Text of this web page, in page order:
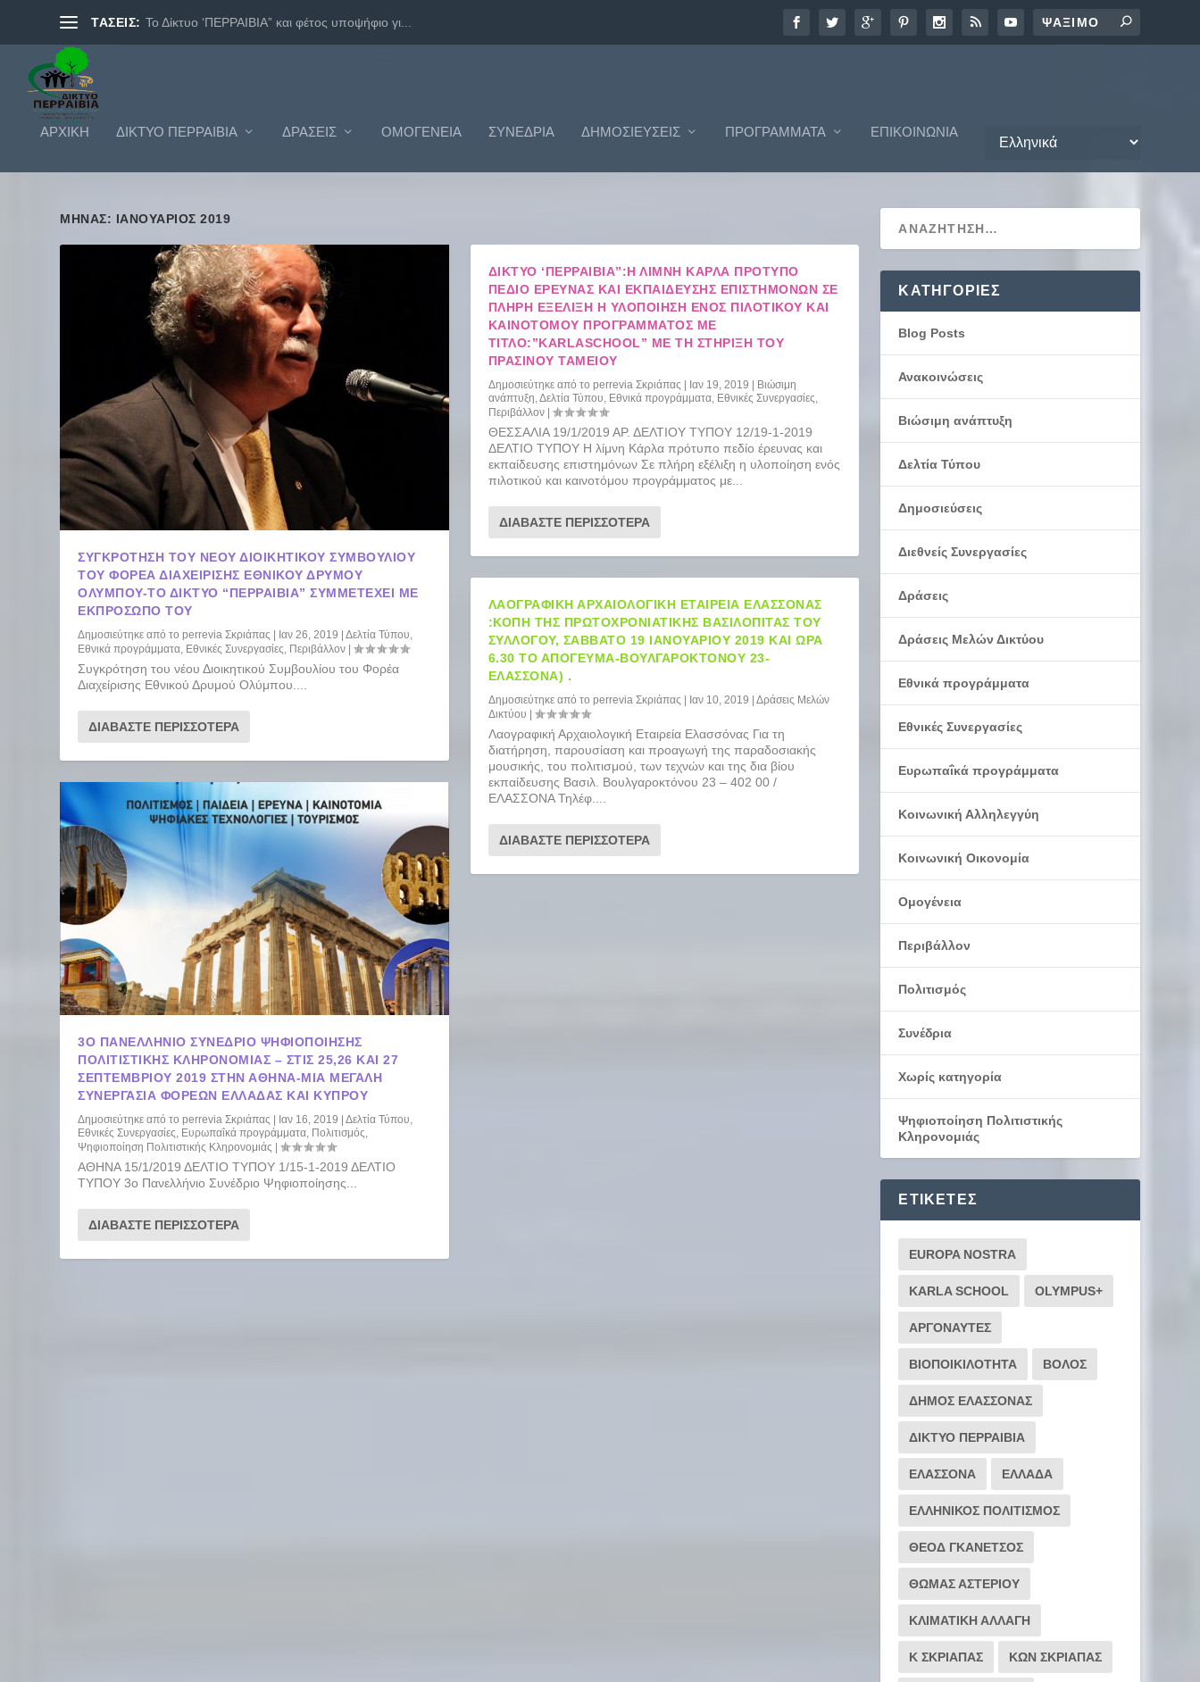
ΤΑΣΕΙΣ: Το Δίκτυο ‘ΠΕΡΡΑΙΒΙΑ” και φέτος υποψήφιο γι...
ΑΡΧΙΚΗ ΔΊΚΤΥΟ ΠΕΡΡΑΙΒΊΑ ΔΡΆΣΕΙΣ ΟΜΟΓΈΝΕΙΑ ΣΥΝΈΔΡΙΑ ΔΗΜΟΣΙΕΎΣΕΙΣ ΠΡΟΓΡΆΜΜΑΤΑ ΕΠΙΚΟΙΝΩΝΊΑ
ΜΉΝΑΣ: ΙΑΝΟΥΆΡΙΟΣ 2019
ΣΥΓΚΡΌΤΗΣΗ ΤΟΥ ΝΈΟΥ ΔΙΟΙΚΗΤΙΚΟΎ ΣΥΜΒΟΥΛΊΟΥ
ΤΟΥ ΦΟΡΈΑ ΔΙΑΧΕΊΡΙΣΗΣ ΕΘΝΙΚΟΎ ΔΡΥΜΟΎ
ΟΛΎΜΠΟΥ-ΤΟ ΔΊΚΤΥΟ “ΠΕΡΡΑΙΒΙΑ” ΣΥΜΜΕΤΈΧΕΙ ΜΕ
ΕΚΠΡΌΣΩΠΌ ΤΟΥ
Δημοσιεύτηκε από τοperrevia Σκριάπας | Ιαν 26, 2019 |Δελτία Τύπου,
Εθνικά προγράμματα, Εθνικές Συνεργασίες, Περιβάλλον |
Συγκρότηση του νέου Διοικητικού Συμβουλίου του Φορέα
Διαχείρισης Εθνικού Δρυμού Ολύμπου....
ΔΙΑΒΆΣΤΕ ΠΕΡΙΣΣΌΤΕΡΑ
3Ο ΠΑΝΕΛΛΉΝΙΟ ΣΥΝΈΔΡΙΟ ΨΗΦΙΟΠΟΊΗΣΗΣ
ΠΟΛΙΤΙΣΤΙΚΉΣ ΚΛΗΡΟΝΟΜΙΆΣ – ΣΤΙΣ 25,26 ΚΑΙ 27
ΣΕΠΤΕΜΒΡΊΟΥ 2019 ΣΤΗΝ ΑΘΉΝΑ-ΜΙΑ ΜΕΓΆΛΗ
ΣΥΝΕΡΓΑΣΊΑ ΦΟΡΈΩΝ ΕΛΛΆΔΑΣ ΚΑΙ ΚΎΠΡΟΥ
Δημοσιεύτηκε από τοperrevia Σκριάπας Ιαν 16, 2019 |Δελτία Τύπου,
Εθνικές Συνεργασίες, Ευρωπαΐκά προγράμματα, Πολιτισμός,
Ψηφιοποίηση Πολιτιστικής Κληρονομιάς |
ΑΘΗΝΑ 15/1/2019 ΔΕΛΤΙΟ ΤΥΠΟΥ 1/15-1-2019 ΔΕΛΤΙΟ
ΤΥΠΟΥ 3ο Πανελλήνιο Συνέδριο Ψηφιοποίησης...
ΔΙΑΒΆΣΤΕ ΠΕΡΙΣΣΌΤΕΡΑ
ΔΊΚΤΥΟ ‘ΠΕΡΡΑΙΒΙΑ”:Η ΛΊΜΝΗ ΚΆΡΛΑ ΠΡΌΤΥΠΟ
ΠΕΔΊΟ ΈΡΕΥΝΑΣ ΚΑΙ ΕΚΠΑΊΔΕΥΣΗΣ ΕΠΙΣΤΗΜΌΝΩΝ ΣΕ
ΠΛΉΡΗ ΕΞΈΛΙΞΗ Η ΥΛΟΠΟΊΗΣΗ ΕΝΌΣ ΠΙΛΟΤΙΚΟΎ ΚΑΙ
ΚΑΙΝΟΤΌΜΟΥ ΠΡΟΓΡΆΜΜΑΤΟΣ ΜΕ
ΤΊΤΛΟ:”KARLASCHOOL” ΜΕ ΤΗ ΣΤΉΡΙΞΗ ΤΟΥ
ΠΡΆΣΙΝΟΥ ΤΑΜΕΊΟΥ
Δημοσιεύτηκε από το perrevia Σκριάπας Ιαν 19, 2019
Βιώσιμη
ανάπτυξη,Δελτία Τύπου, Εθνικά προγράμματα, Εθνικές Συνεργασίες,
Περιβάλλον|
ΘΕΣΣΑΛΙΑ 19/1/2019 ΑΡ. ΔΕΛΤΙΟΥ ΤΥΠΟΥ 12/19-1-2019
ΔΕΛΤΙΟ ΤΥΠΟΥ Η λίμνη Κάρλα πρότυπο πεδίο έρευνας και
εκπαίδευσης επιστημόνων Σε πλήρη εξέλιξη η υλοποίηση ενός
πιλοτικού και καινοτόμου προγράμματος με...
ΔΙΑΒΆΣΤΕ ΠΕΡΙΣΣΌΤΕΡΑ
ΛΑΟΓΡΑΦΙΚΉ ΑΡΧΑΙΟΛΟΓΙΚΉ ΕΤΑΙΡΕΊΑ ΕΛΑΣΣΌΝΑΣ
:ΚΟΠΉ ΤΗΣ ΠΡΩΤΟΧΡΟΝΙΆΤΙΚΗΣ ΒΑΣΙΛΌΠΙΤΑΣ ΤΟΥ
ΣΥΛΛΌΓΟΥ, ΣΆΒΒΑΤΟ 19 ΙΑΝΟΥΑΡΊΟΥ 2019 ΚΑΙ ΏΡΑ
6.30 ΤΟ ΑΠΌΓΕΥΜΑ-ΒΟΥΛΓΑΡΟΚΤΌΝΟΥ 23-
ΕΛΑΣΣΌΝΑ) .
Δημοσιεύτηκε από το perrevia Σκριάπας Ιαν 10, 2019
Δράσεις Μελών
Δικτύου
Λαογραφική Αρχαιολογική Εταιρεία Ελασσόνας Για τη
διατήρηση, παρουσίαση και προαγωγή της παραδοσιακής
μουσικής, του πολιτισμού, των τεχνών και της δια βίου
εκπαίδευσης Βασιλ. Βουλγαροκτόνου 23 – 402 00 /
ΕΛΑΣΣΟΝΑ Τηλέφ....
ΔΙΑΒΆΣΤΕ ΠΕΡΙΣΣΌΤΕΡΑ
KΑΤΗΓΟΡΊΕΣ
Blog Posts
Ανακοινώσεις
Βιώσιμη ανάπτυξη
Δελτία Τύπου
Δημοσιεύσεις
Διεθνείς Συνεργασίες
Δράσεις
Δράσεις Μελών Δικτύου
Εθνικά προγράμματα
Εθνικές Συνεργασίες
Ευρωπαΐκά προγράμματα
Κοινωνική Αλληλεγγύη
Κοινωνική Οικονομία
Ομογένεια
Περιβάλλον
Πολιτισμός
Συνέδρια
Χωρίς κατηγορία
Ψηφιοποίηση Πολιτιστικής
Κληρονομιάς
ΕΤΙΚΈΤΕΣ
EUROPA NOSTRA
KARLA SCHOOL OLYMPUS+
ΑΡΓΟΝΑΥΤΕΣ
ΒΙΟΠΟΙΚΙΛΟΤΗΤΑ ΒΟΛΟΣ
ΔΗΜΟΣ ΕΛΑΣΣΟΝΑΣ
ΔΙΚΤΥΟ ΠΕΡΡΑΙΒΙΑ
ΕΛΑΣΣΟΝΑ ΕΛΛΑΔΑ
ΕΛΛΗΝΙΚΟΣ ΠΟΛΙΤΙΣΜΟΣ
ΘΕΟΔ ΓΚΑΝΕΤΣΟΣ
ΘΩΜΑΣ ΑΣΤΕΡΙΟΥ
ΚΛΙΜΑΤΙΚΗ ΑΛΛΑΓΗ
Κ ΣΚΡΙΑΠΑΣ ΚΩΝ ΣΚΡΙΑΠΑΣ